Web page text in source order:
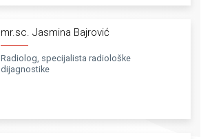
mr.sc. Jasmina Bajrović
Radiolog, specijalista radiološke
dijagnostike